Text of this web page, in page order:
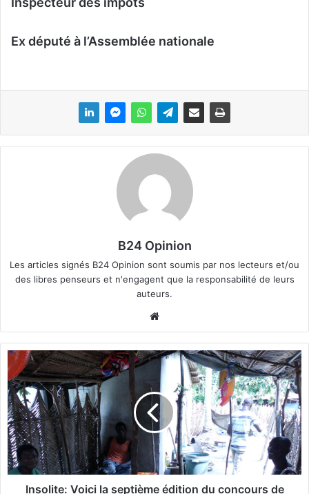
Ex député à l’Assemblée nationale
B24 Opinion
Les articles signés B24 Opinion sont soumis par nos lecteurs et/ou
des libres penseurs et n'engagent que la responsabilité de leurs
auteurs.
bsi
te
I
n
s
o
l
i
t
e
:
Insolite: Voici la septième édition du concours de